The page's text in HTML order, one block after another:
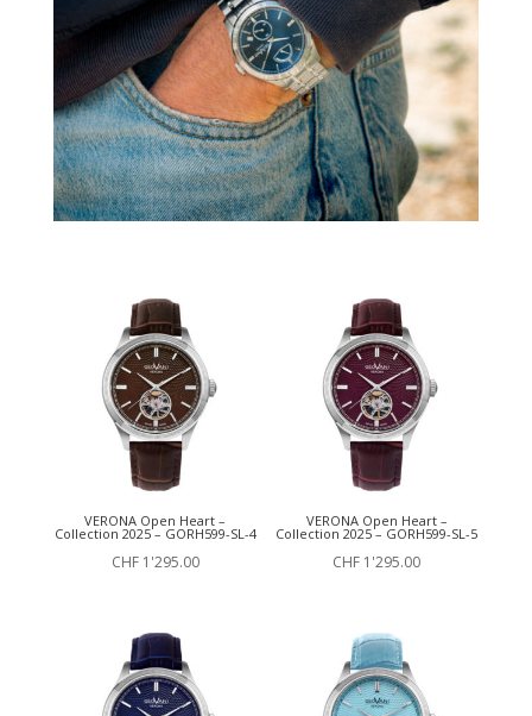
VERONA Open Heart –
Collection 2025 – GORH599-SL-4
CHF1'295.00
VERONA Open Heart –
Collection 2025 – GORH599-SL-5
CHF 1'295.00